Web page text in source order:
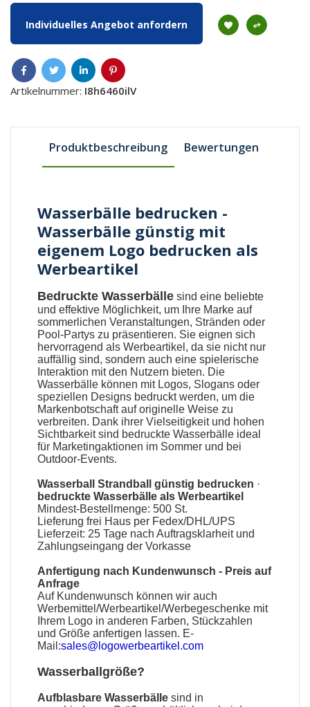
Individuelles Angebot anfordern
Artikelnummer: I8h6460ilV
Produktbeschreibung Bewertungen
Wasserbälle bedrucken -
Wasserbälle günstig mit
eigenem Logo bedrucken als
Werbeartikel
Bedruckte Wasserbälle sind eine beliebte
und effektive Möglichkeit, um Ihre Marke auf
sommerlichen Veranstaltungen, Stränden oder
Pool-Partys zu präsentieren. Sie eignen sich
hervorragend als Werbeartikel, da sie nicht nur
auffällig sind, sondern auch eine spielerische
Interaktion mit den Nutzern bieten. Die
Wasserbälle können mit Logos, Slogans oder
speziellen Designs bedruckt werden, um die
Markenbotschaft auf originelle Weise zu
verbreiten. Dank ihrer Vielseitigkeit und hohen
Sichtbarkeit sind bedruckte Wasserbälle ideal
für Marketingaktionen im Sommer und bei
Outdoor-Events.
Wasserball Strandball günstig bedrucken ·
bedruckte Wasserbälle als Werbeartikel
Mindest-Bestellmenge: 500 St.
Lieferung frei Haus per Fedex/DHL/UPS
Lieferzeit: 25 Tage nach Auftragsklarheit und
Zahlungseingang der Vorkasse
Anfertigung nach Kundenwunsch - Preis auf
Anfrage
Auf Kundenwunsch können wir auch
Werbemittel/Werbeartikel/Werbegeschenke mit
Ihrem Logo in anderen Farben, Stückzahlen
und Größe anfertigen lassen. E-
Mail:sales@logowerbeartikel.com
Wasserballgröße?
Aufblasbare Wasserbälle sind in